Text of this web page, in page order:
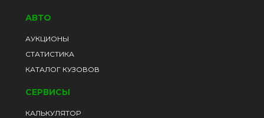
АВТО
АУКЦИОНЫ
СТАТИСТИКА
КАТАЛОГ КУЗОВОВ
СЕРВИСЫ
КАЛЬКУЛЯТОР